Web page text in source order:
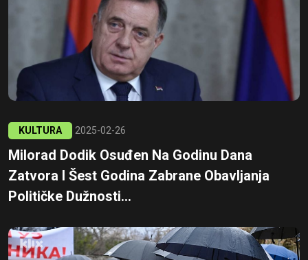
KULTURA 2025-02-26
Milorad Dodik Osuđen Na Godinu Dana
Zatvora I Šest Godina Zabrane Obavljanja
Političke Dužnosti...